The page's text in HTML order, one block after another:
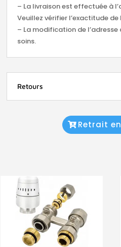
– La livraison est effectuée à
Veuillez vérifier l’exactitude
– La modification de
soins.
Retours
Retrait